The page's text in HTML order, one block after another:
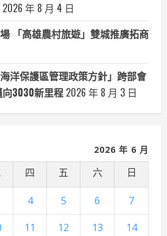
2026 年 8 月 4 日
「高雄農村旅遊」雙城推廣拓商
洋保護區管理政策方針」跨部會
3030新里程 2026 年 8 月 3 日
2026 年 6 月
四 五 六 日
4 5 6
7
11 12 13
14